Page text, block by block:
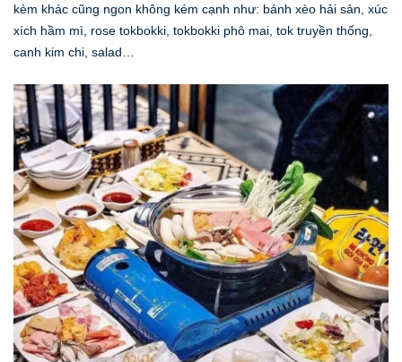
kèm khác cũng ngon không kém cạnh như: bánh xèo hải sản, xúc
xích hầm mì, rose tokbokki, tokbokki phô mai, tok truyền thống,
canh kim chi, salad…